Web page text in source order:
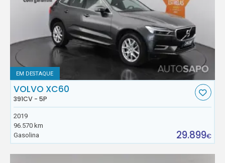
EM DESTAQUE
VOLVO XC60
391CV - 5P
2019
96.570 km
Gasolina
29.899€